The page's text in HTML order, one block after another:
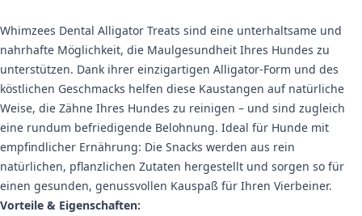
Whimzees Dental Alligator Treats sind eine unterhaltsame und
nahrhafte Möglichkeit, die Maulgesundheit Ihres Hundes zu
unterstützen. Dank ihrer einzigartigen Alligator-Form und des
köstlichen Geschmacks helfen diese Kaustangen auf natürliche
Weise, die Zähne Ihres Hundes zu reinigen – und sind zugleich
eine rundum befriedigende Belohnung. Ideal für Hunde mit
empfindlicher Ernährung: Die Snacks werden aus rein
natürlichen, pflanzlichen Zutaten hergestellt und sorgen so für
einen gesunden, genussvollen Kauspaß für Ihren Vierbeiner.
Vorteile & Eigenschaften: